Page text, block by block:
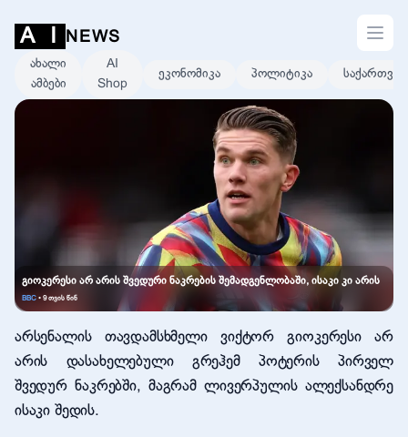
A NEWS
ახალი
ამბები
AI
Shop
ეკონომიკა პოლიტიკა
გიოკერესი არ არის შვედური ნაკრების შემადგენლობაში, ისაკი კი არის
BBC • 9 თვის წინ
არსენალის თავდამსხმელი ვიქტორ გიოკერესი არ
არის დასახელებული გრეჰემ პოტერის პირველ
შვედურ ნაკრებში, მაგრამ ლივერპულის ალექსანდრე
ისაკი შედის.
Open